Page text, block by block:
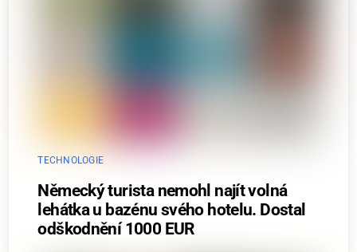
TECHNOLOGIE
Německý turista nemohl najít volná
lehátka u bazénu svého hotelu. Dostal
odškodnění 1000 EUR